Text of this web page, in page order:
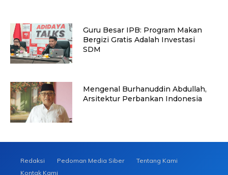
Guru Besar IPB: Program Makan
Bergizi Gratis Adalah Investasi
SDM
Mengenal Burhanuddin Abdullah,
Arsitektur Perbankan Indonesia
Redaksi Pedoman Media Siber
Tentang Kami
Kontak Kami